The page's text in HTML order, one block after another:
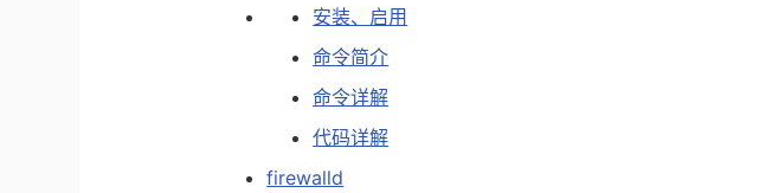
安装、启用
命令简介
命令详解
代码详解
firewalld